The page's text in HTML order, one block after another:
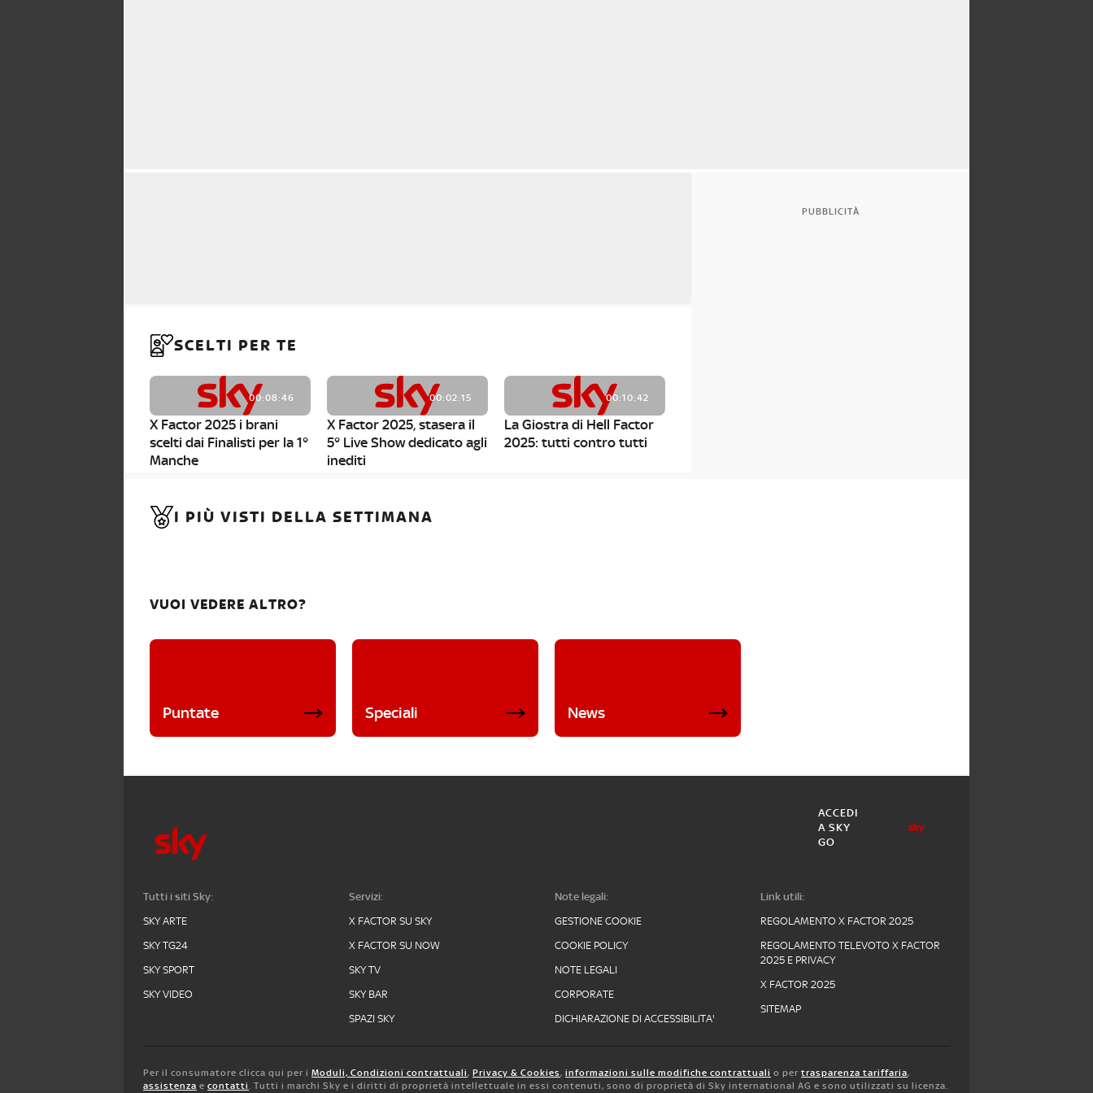
SCELTI PER TE
00:08:46
X Factor 2025 i brani
scelti dai Finalisti per la 1°
Manche
00:02:15
X Factor 2025, stasera il
5° Live Show dedicato agli
inediti
00:10:42
La Giostra di Hell Factor
2025: tutti contro tutti
PUBBLICITÀ
I PIÙ VISTI DELLA SETTIMANA
VUOI VEDERE ALTRO?
Puntate Speciali News
ACCEDI
A SKY
GO
Tutti i siti Sky:
SKY ARTE
SKY TG24
SKY SPORT
SKY VIDEO
Servizi:
X FACTOR SU SKY
X FACTOR SU NOW
SKY TV
SKY BAR
SPAZI SKY
Note legali:
GESTIONE COOKIE
COOKIE POLICY
NOTE LEGALI
CORPORATE
DICHIARAZIONE DI ACCESSIBILITA'
Link utili:
REGOLAMENTO X FACTOR 2025
REGOLAMENTO TELEVOTO X FACTOR
2025 E PRIVACY
X FACTOR 2025
SITEMAP
Per il consumatore clicca qui per i Moduli, Condizioni contrattuali, Privacy & Cookies, informazioni sulle modifiche contrattuali o per trasparenza tariffaria,
assistenza e contatti. Tutti i marchi Sky e i diritti di proprietà intellettuale in essi contenuti, sono di proprietà di Sky international AG e sono utilizzati su licenza.